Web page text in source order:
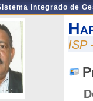
Integrado de
ISP